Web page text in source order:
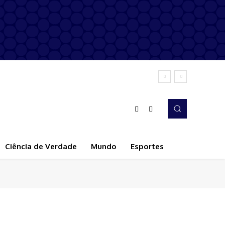
Ciência de Verdade Mundo Esportes